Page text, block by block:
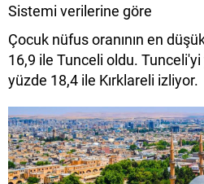
Sistemi verilerine göre
Çocuk nüfus oranının en
16,9 ile Tunceli oldu.
yüzde 18,4 ile Kırklareli izliyor.